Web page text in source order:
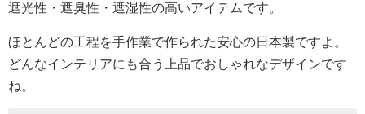
遮光性・遮臭性・遮湿性の高いアイテムです。
ほとんどの工程を手作業で作られた安心の日本製ですよ。
どんなインテリアにも合う上品でおしゃれなデザインです
ね。